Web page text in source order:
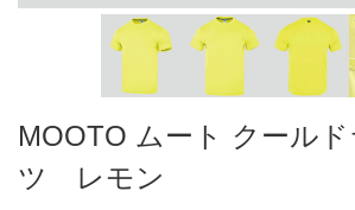
MOOTO ムート クール
ツ レモン